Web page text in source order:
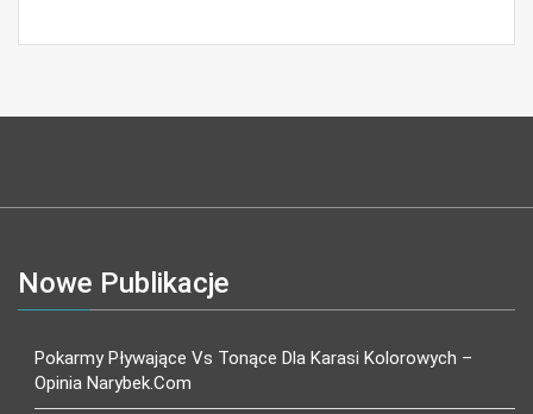
Nowe Publikacje
Pokarmy Pływające Vs Tonące Dla Karasi Kolorowych –
Opinia Narybek.com